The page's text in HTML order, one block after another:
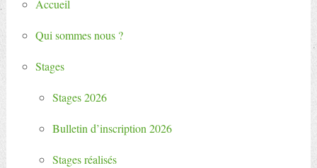
Accueil
Qui sommes nous ?
Stages
Stages 2026
Bulletin d’inscription 2026
Stages réalisés